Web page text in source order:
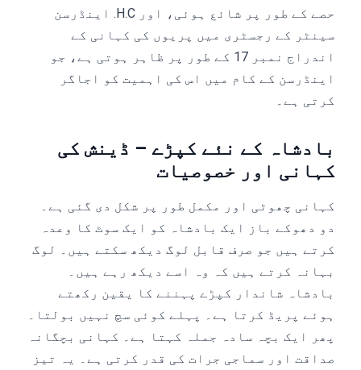
حصے کے طور پر شائع ہوئی، اور H.C. اینڈرسن
سینٹر کے رجسٹری میں پریوں کی کہانی کے
اندراج نمبر 17 کے طور پر ظاہر ہوتی ہے، جو
اینڈرسن کے کام میں اس کی اہمیت کو اجاگر
کرتی ہے۔
بادشاہ کے نئے کپڑے – ڈینش کی
کہانی اور خصوصیات
کہانی چھوٹی اور مکمل طور پر شکل دی گئی ہے۔
دو دھوکے باز ایک بادشاہ کو ایک سوٹ کا وعدہ
کرتے ہیں جو صرف قابل لوگ دیکھ سکتے ہیں۔ لوگ
بہانہ کرتے ہیں کہ وہ اسے دیکھ رہے ہیں۔
بادشاہ شاندار کپڑے پہننے کا یقین رکھتے
ہوئے پریڈ کرتا ہے۔ پہلے کوئی سچ نہیں بولتا۔
پھر ایک بچہ سادہ جملہ کہتا ہے۔ کہانی بچگانہ
صداقت اور سماجی جرات کی قدر کرتی ہے۔ یہ تیز